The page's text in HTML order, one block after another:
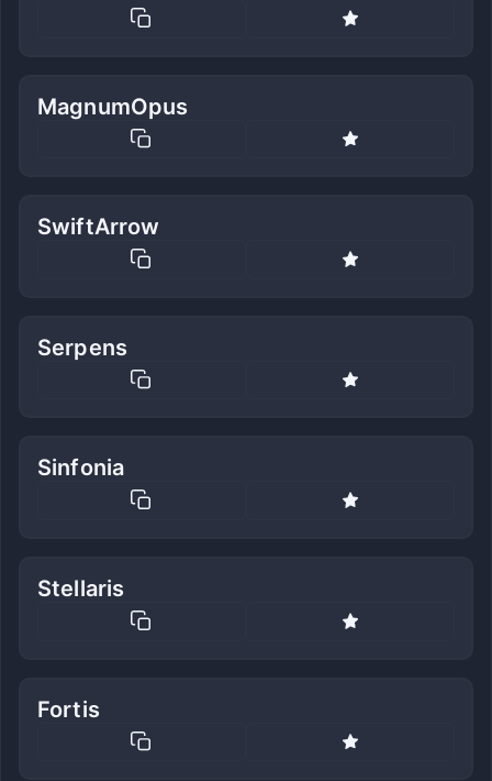
MagnumOpus
SwiftArrow
Serpens
Sinfonia
Stellaris
Fortis